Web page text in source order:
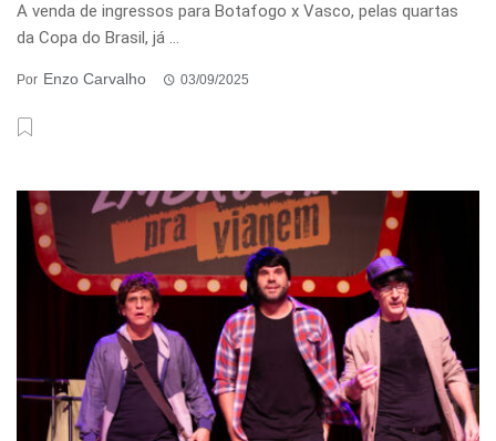
A venda de ingressos para Botafogo x Vasco, pelas quartas
da Copa do Brasil, já ...
Por Enzo Carvalho 03/09/2025